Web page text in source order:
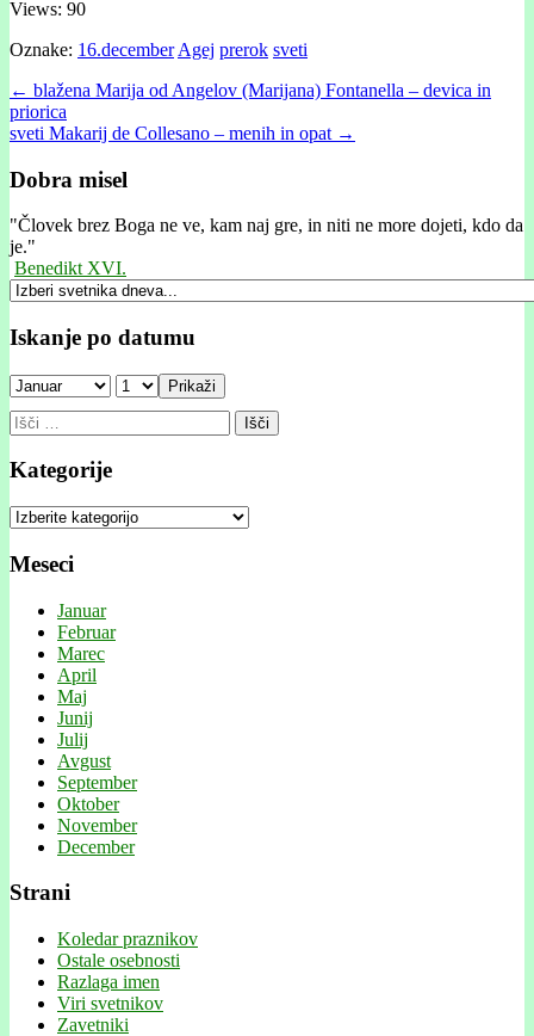
Views: 90
Oznake: 16.december Agej prerok sveti
Post
navigation
← blažena Marija od Angelov (Marijana) Fontanella – devica in
priorica
sveti Makarij de Collesano – menih in opat →
Dobra misel
"Človek brez Boga ne ve, kam naj gre, in niti ne more dojeti, kdo da
je."
Benedikt XVI.
Iskanje po datumu
Prikaži
Išči:
Kategorije
Kategorije
Meseci
Januar
Februar
Marec
April
Maj
Junij
Julij
Avgust
September
Oktober
November
December
Strani
Koledar praznikov
Ostale osebnosti
Razlaga imen
Viri svetnikov
Zavetniki